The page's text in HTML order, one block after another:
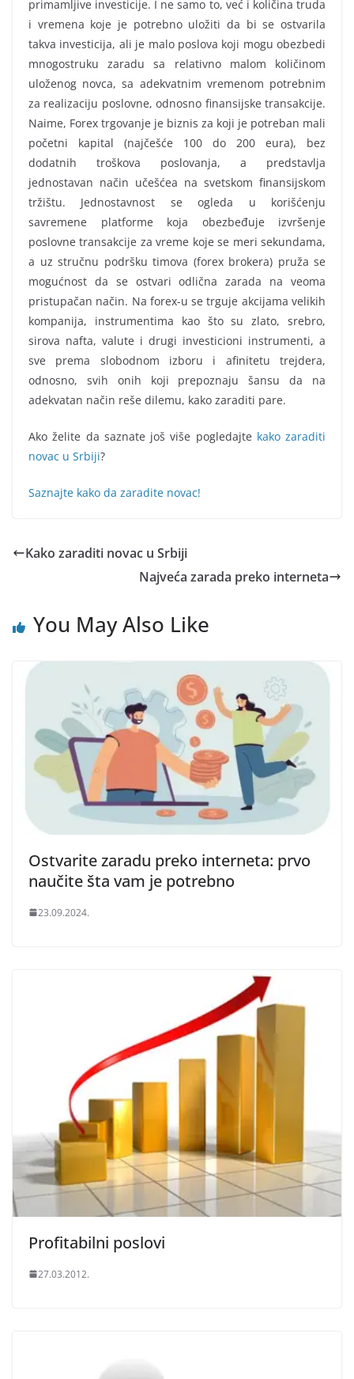
primamljive investicije. I ne samo to, već i količina truda
i vremena koje je potrebno uložiti da bi se ostvarila
takva investicija, ali je malo poslova koji mogu obezbedi
mnogostruku zaradu sa relativno malom količinom
uloženog novca, sa adekvatnim vremenom potrebnim
za realizaciju poslovne, odnosno finansijske transakcije.
Naime, Forex trgovanje je biznis za koji je potreban mali
početni kapital (najčešće 100 do 200 eura), bez
dodatnih troškova poslovanja, a predstavlja
jednostavan način učešćea na svetskom finansijskom
tržištu. Jednostavnost se ogleda u korišćenju
savremene platforme koja obezbeđuje izvršenje
poslovne transakcije za vreme koje se meri sekundama,
a uz stručnu podršku timova (forex brokera) pruža se
mogućnost da se ostvari odlična zarada na veoma
pristupačan način. Na forex-u se trguje akcijama velikih
kompanija, instrumentima kao što su zlato, srebro,
sirova nafta, valute i drugi investicioni instrumenti, a
sve prema slobodnom izboru i afinitetu trejdera,
odnosno, svih onih koji prepoznaju šansu da na
adekvatan način reše dilemu, kako zaraditi pare.
Ako želite da saznate još više pogledajte kako zaraditi
novac u Srbiji?
Saznajte kako da zaradite novac!
Kako zaraditi novac u Srbiji
Najveća zarada preko interneta
You May Also Like
Ostvarite zaradu preko interneta: prvo
naučite šta vam je potrebno
23.09.2024.
Profitabilni poslovi
27.03.2012.